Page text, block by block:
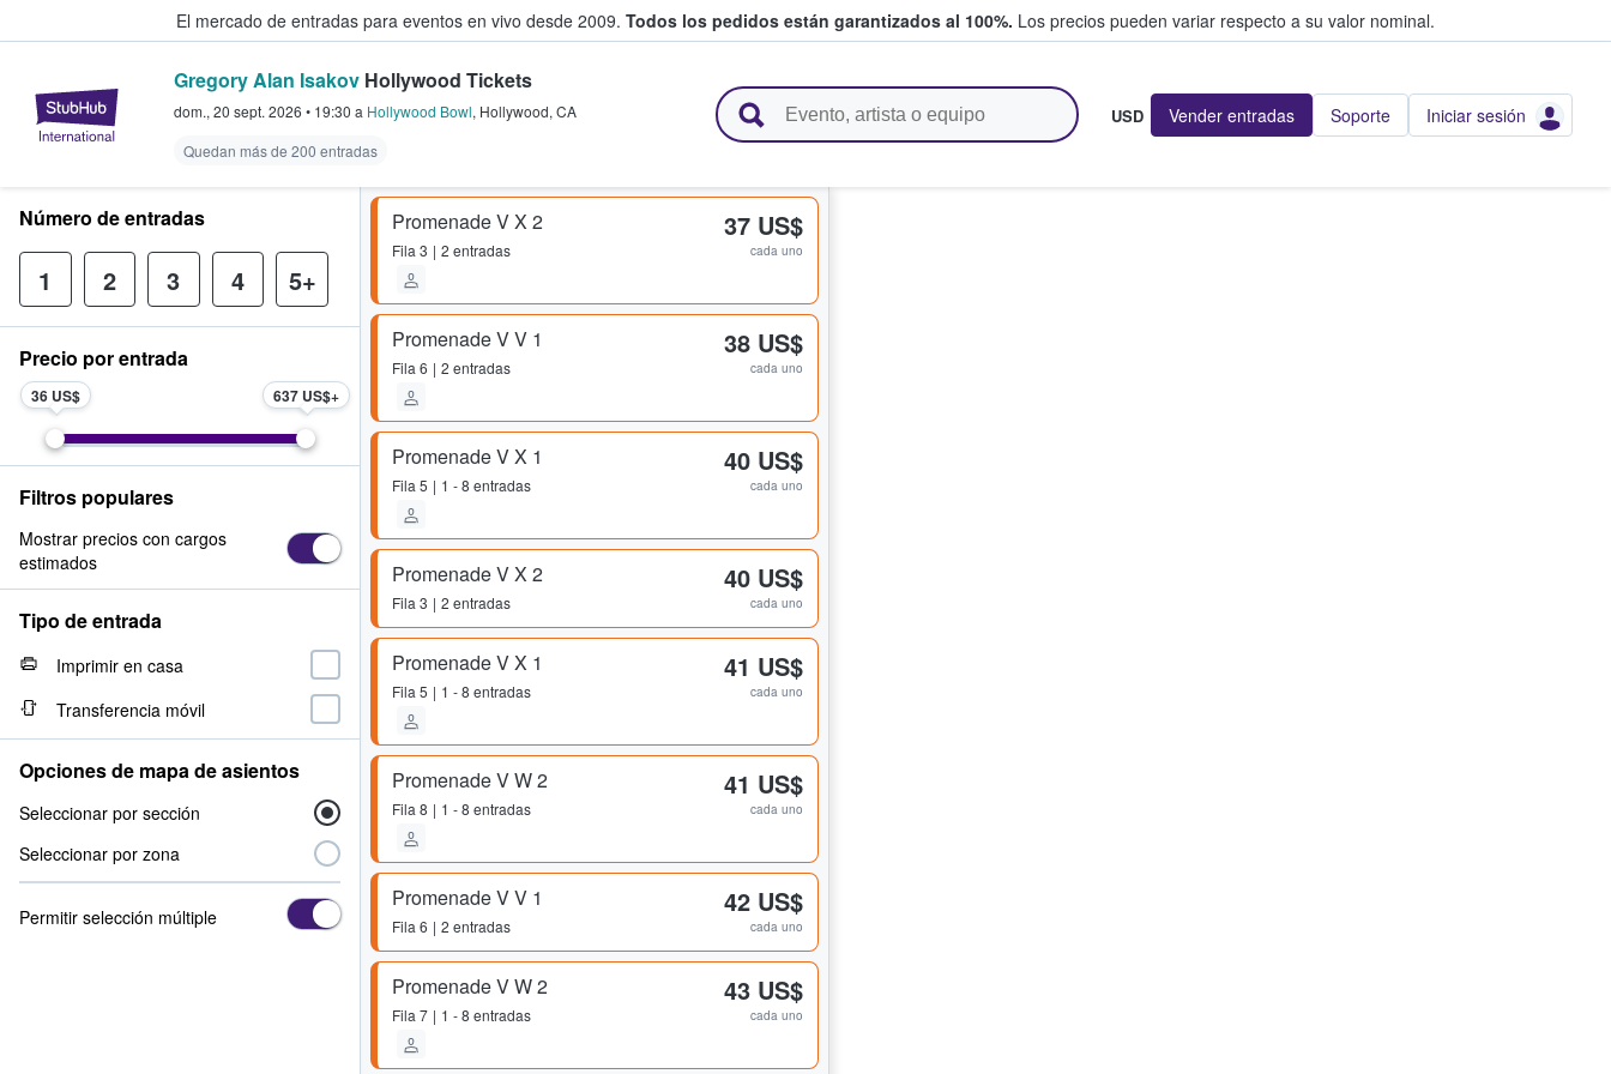
El mercado de entradas para eventos en vivo desde 2009. Todos los pedidos están garantizados al 100%. Los precios pueden variar respecto a su valor nominal.
StubHub: compra y venta de entradas entre fans
Gregory Alan Isakov Hollywood Tickets
dom., 20 sept. 2026 • 19:30 a Hollywood Bowl, Hollywood, CA
Quedan más de 200 entradas
USD Vender entradas Soporte Iniciar sesión
Promenade V X 2
Fila 3 2 entradas
37 US$
cada uno
Promenade V V 1
Fila 6 2 entradas
38 US$
cada uno
Promenade V X 1
Fila 5 1 - 8 entradas
40 US$
cada uno
Promenade V X 2
Fila 3 2 entradas
40 US$
cada uno
Promenade V X 1
Fila 5 1 - 8 entradas
41 US$
cada uno
Promenade V W 2
Fila 8 1 - 8 entradas
41 US$
cada uno
Promenade V V 1
Fila 6 2 entradas
42 US$
cada uno
Promenade V W 2
Fila 7 1 - 8 entradas
43 US$
cada uno
Número de entradas
1 2 3 4 5+
Precio por entrada
36 US$ 637 US$
Filtros populares
Mostrar precios con cargos
estimados
Tipo de entrada
Imprimir en casa
Transferencia móvil
Opciones de mapa de asientos
Seleccionar por sección
Seleccionar por zona
Permitir selección múltiple